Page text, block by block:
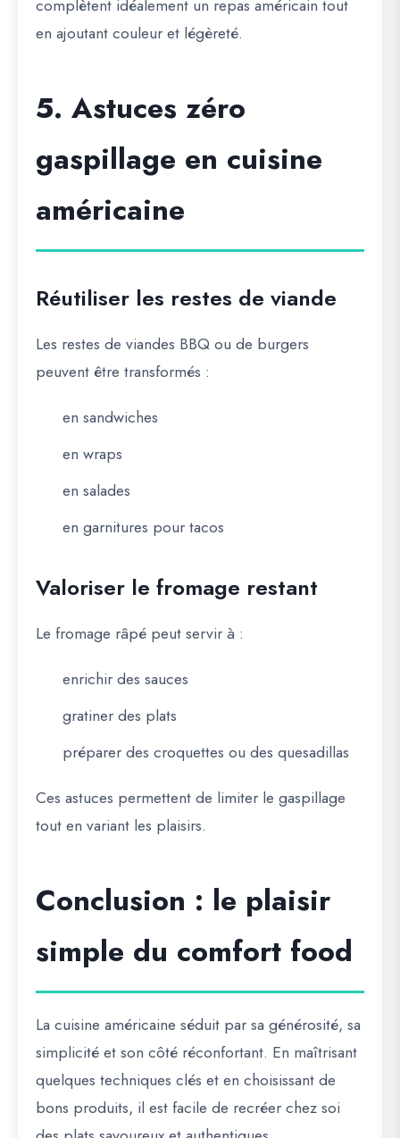
complètent idéalement un repas américain tout
en ajoutant couleur et légèreté.
5. Astuces zéro
gaspillage en cuisine
américaine
Réutiliser les restes de viande
Les restes de viandes BBQ ou de burgers
peuvent être transformés :
en sandwiches
en wraps
en salades
en garnitures pour tacos
Valoriser le fromage restant
Le fromage râpé peut servir à :
enrichir des sauces
gratiner des plats
préparer des croquettes ou des quesadillas
Ces astuces permettent de limiter le gaspillage
tout en variant les plaisirs.
Conclusion : le plaisir
simple du comfort food
La cuisine américaine séduit par sa générosité, sa
simplicité et son côté réconfortant. En maîtrisant
quelques techniques clés et en choisissant de
bons produits, il est facile de recréer chez soi